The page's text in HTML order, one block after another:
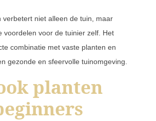
verbetert niet alleen de tuin, maar
voordelen voor de tuinier zelf. Het
combinatie met vaste planten en
gezonde en sfeervolle tuinomgeving.
planten